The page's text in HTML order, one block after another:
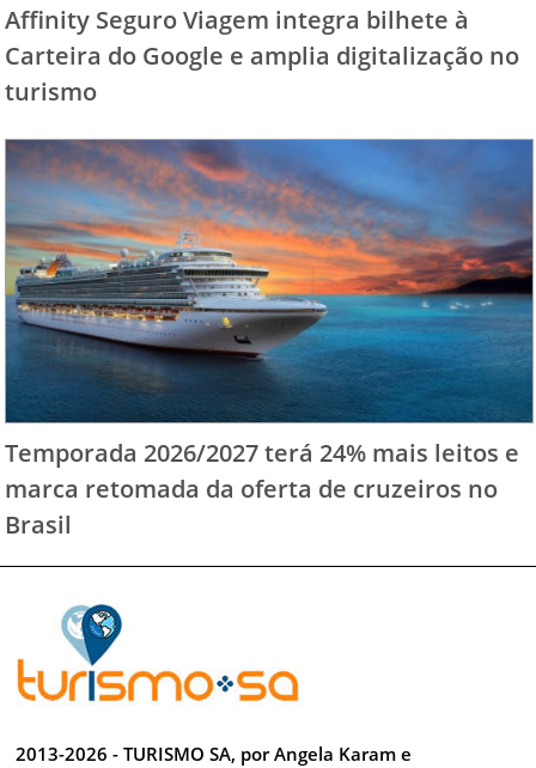
Affinity Seguro Viagem integra bilhete à
Carteira do Google e amplia digitalização no
turismo
Temporada 2026/2027 terá 24% mais leitos e
marca retomada da oferta de cruzeiros no
Brasil
2013-2026 - TURISMO SA, por Angela Karam e